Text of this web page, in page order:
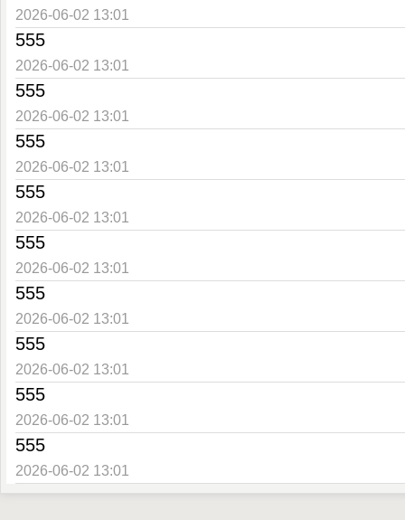
2026-06-02 13:01
555
2026-06-02 13:01
555
2026-06-02 13:01
555
2026-06-02 13:01
555
2026-06-02 13:01
555
2026-06-02 13:01
555
2026-06-02 13:01
555
2026-06-02 13:01
555
2026-06-02 13:01
555
2026-06-02 13:01